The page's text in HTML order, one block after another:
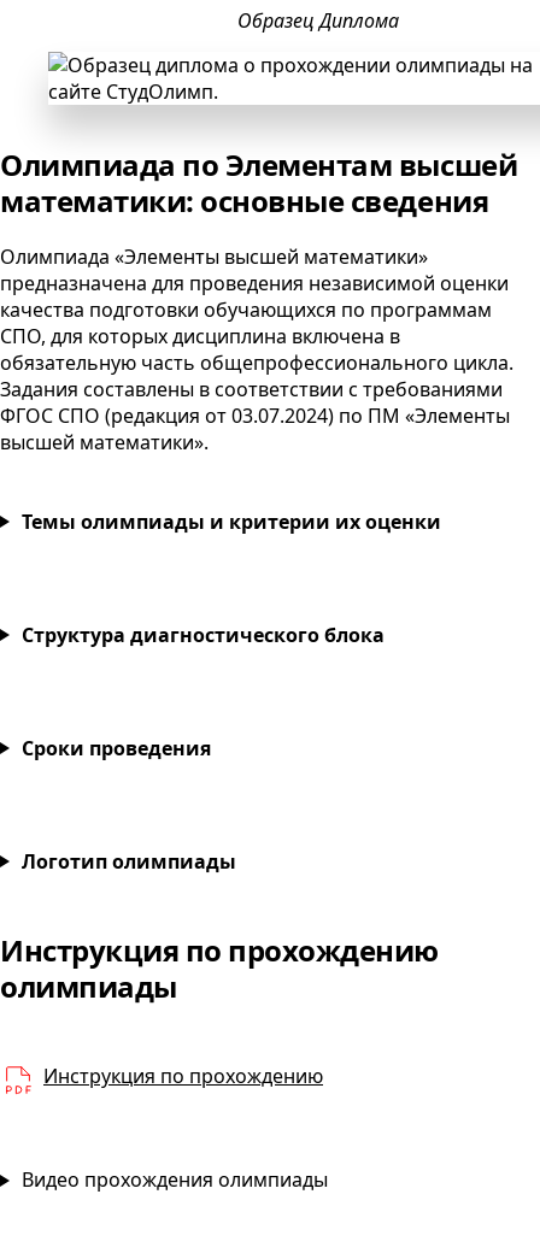
Образец Диплома
Олимпиада по Элементам высшей
математики: основные сведения
Олимпиада «Элементы высшей математики»
предназначена для проведения независимой оценки
качества подготовки обучающихся по программам
СПО, для которых дисциплина включена в
обязательную часть общепрофессионального цикла.
Задания составлены в соответствии с требованиями
ФГОС СПО (редакция от03.07.2024) по ПМ «Элементы
высшей математики».
Темы олимпиады и критерии их оценки
Структура диагностического блока
Сроки проведения
Логотип олимпиады
Элементы высшей математики
Инструкция по прохождению
олимпиадыЭлементы высшей
Инструкция по прохождению
PDF
Видео прохождения олимпиады